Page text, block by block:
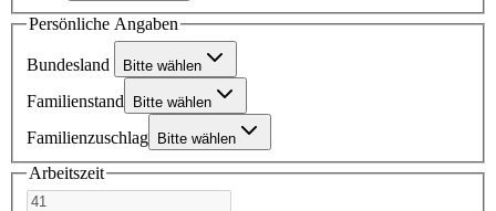
Persönliche Angaben
Bundesland Bitte wählen
Familienstand Bitte wählen
Familienzuschlag Bitte wählen
Arbeitszeit